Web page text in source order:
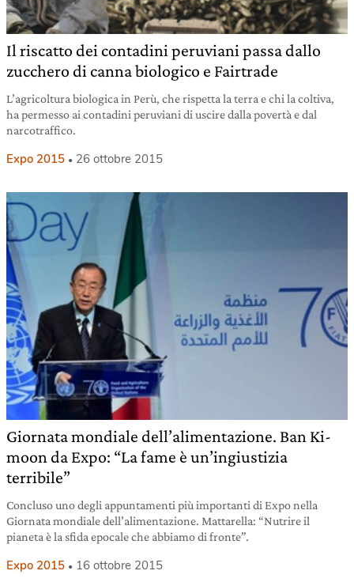
Il riscatto dei contadini peruviani passa dallo
zucchero di canna biologico e Fairtrade
L’agricoltura biologica in Perù, che rispetta la terra e chi la coltiva,
ha permesso ai contadini peruviani di uscire dalla povertà e dal
narcotraffico.
Expo 2015 26 ottobre 2015
Giornata mondiale dell’alimentazione. Ban Ki-
moon da Expo: “La fame è un’ingiustizia
terribile”
Concluso uno degli appuntamenti più importanti di Expo nella
Giornata mondiale dell’alimentazione. Mattarella: “Nutrire il
pianeta è la sfida epocale che abbiamo di fronte”.
Expo 2015 16 ottobre 2015